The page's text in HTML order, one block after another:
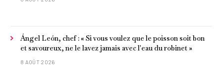
Ángel León, chef : « Si vous voulez que le poisson soit bon
et savoureux, ne le lavez jamais avec l'eau du robinet »
8 AOÛT 2026